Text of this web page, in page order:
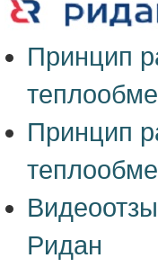
Принцип
Принцип
Ридан